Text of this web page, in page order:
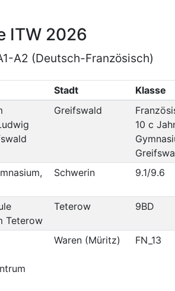
ITW 2026
A2 (Deutsch-Französisch)
Stadt
Klasse
Greifswald
10 c
Schwerin 9.1/9.6
Teterow
Teterow 9BD
Waren (Müritz) FN_13